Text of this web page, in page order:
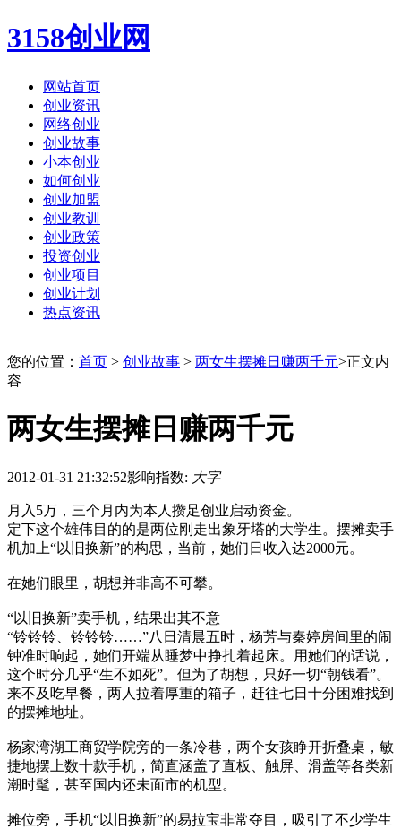
3158创业网
网站首页
创业资讯
网络创业
创业故事
小本创业
如何创业
创业加盟
创业教训
创业政策
投资创业
创业项目
创业计划
热点资讯
您的位置： 首页 > 创业故事 > 两女生摆摊日赚两千元>正文内
容
两女生摆摊日赚两千元
2012-01-31 21:32:52影响指数: 大字
月入5万，三个月内为本人攒足创业启动资金。
定下这个雄伟目的的是两位刚走出象牙塔的大学生。摆摊卖手
机加上“以旧换新”的构思，当前，她们日收入达2000元。
在她们眼里，胡想并非高不可攀。
“以旧换新”卖手机，结果出其不意
“铃铃铃、铃铃铃……”八日清晨五时，杨芳与秦婷房间里的闹
钟准时响起，她们开端从睡梦中挣扎着起床。用她们的话说，
这个时分几乎“生不如死”。但为了胡想，只好一切“朝钱看”。
来不及吃早餐，两人拉着厚重的箱子，赶往七日十分困难找到
的摆摊地址。
杨家湾湖工商贸学院旁的一条冷巷，两个女孩睁开折叠桌，敏
捷地摆上数十款手机，简直涵盖了直板、触屏、滑盖等各类新
潮时髦，甚至国内还未面市的机型。
摊位旁，手机“以旧换新”的易拉宝非常夺目，吸引了不少学生